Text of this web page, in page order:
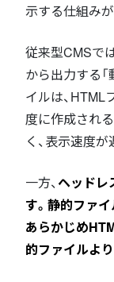
示する仕組み
従来型CMSで
から出力する
イルは、HTML
度に作成され
く、表示速度
一方、ヘッドレ
す。静的ファ
あらかじめ
的ファイルよ